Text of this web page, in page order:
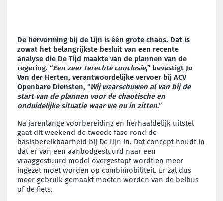
De hervorming bij de Lijn is één grote chaos. Dat is
zowat het belangrijkste besluit van een recente
analyse die De Tijd maakte van de plannen van de
regering. “Een zeer terechte conclusie,” bevestigt Jo
Van der Herten, verantwoordelijke vervoer bij ACV
Openbare Diensten, “Wij waarschuwen al van bij de
start van de plannen voor de chaotische en
onduidelijke situatie waar we nu in zitten.”
Na jarenlange voorbereiding en herhaaldelijk uitstel
gaat dit weekend de tweede fase rond de
basisbereikbaarheid bij De Lijn in. Dat concept houdt in
dat er van een aanbodgestuurd naar een
vraaggestuurd model overgestapt wordt en meer
ingezet moet worden op combimobiliteit. Er zal dus
meer gebruik gemaakt moeten worden van de belbus
of de fiets.